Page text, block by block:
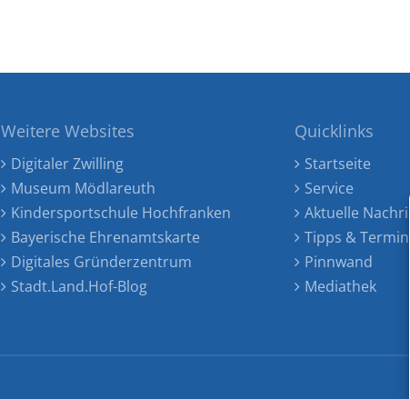
Weitere Websites
Digitaler Zwilling
Museum Mödlareuth
Kindersportschule Hochfranken
Bayerische Ehrenamtskarte
Digitales Gründerzentrum
Stadt.Land.Hof-Blog
Quicklinks
Startseite
Service
Aktuelle
Tipps & Termine
Pinnwand
Mediathek